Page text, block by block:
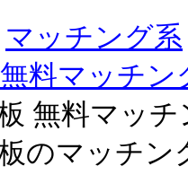
マッチング系
料マッチン
無料マッ
のマッチ